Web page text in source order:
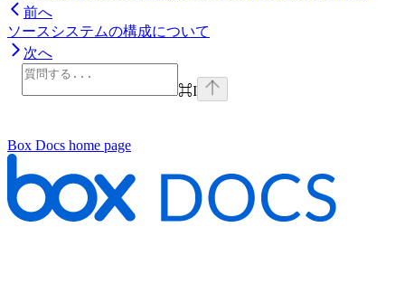
前へ
ソースシステムの構成について
次へ
⌘I
Box Docs home page